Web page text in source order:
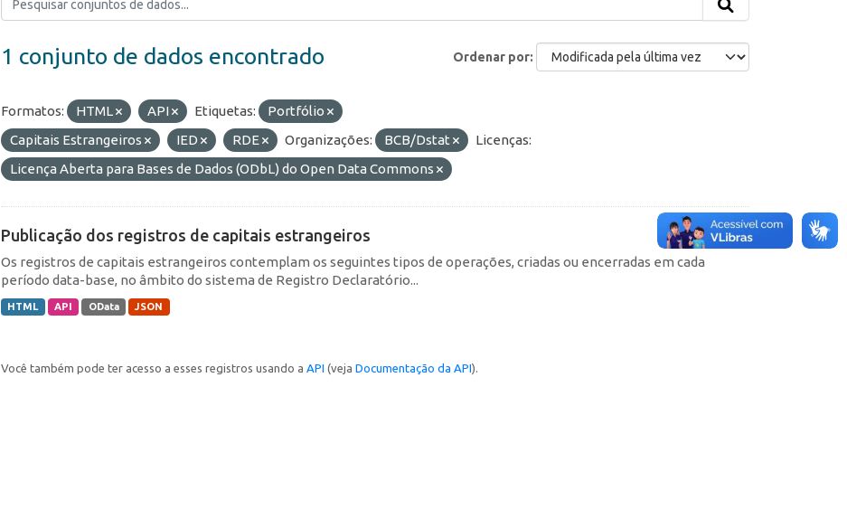
Ordenar por
1 conjunto de dados encontrado
Formatos: HTML API Etiquetas:
Portfólio
Capitais Estrangeiros
IED RDE Organizações: BCB/Dstat
Licenças:
Licença Aberta para Bases de Dados (ODbL) do Open Data Commons
Publicação dos registros de capitais estrangeiros
Os registros de capitais estrangeiros contemplam os seguintes tipos de operações, criadas ou encerradas em cada
período data-base, no âmbito do sistema de Registro Declaratório...
HTML API OData JSON
Você também pode ter acesso a esses registros usando a API (veja Documentação da API).